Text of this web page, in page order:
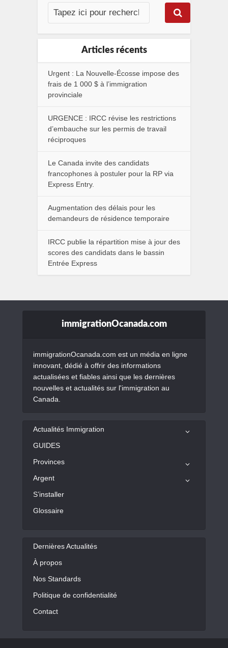
Articles récents
Urgent : La Nouvelle-Écosse impose des
frais de 1 000 $ à l’immigration
provinciale
URGENCE : IRCC révise les restrictions
d’embauche sur les permis de travail
réciproques
Le Canada invite des candidats
francophones à postuler pour la RP via
Express Entry.
Augmentation des délais pour les
demandeurs de résidence temporaire
IRCC publie la répartition mise à jour des
scores des candidats dans le bassin
Entrée Express
immigrationOcanada.com
immigrationOcanada.com est un média en ligne
innovant, dédié à offrir des informations
actualisées et fiables ainsi que les dernières
nouvelles et actualités sur l'immigration au
Canada.
Actualités Immigration
GUIDES
Provinces
Argent
S’installer
Glossaire
Dernières Actualités
À propos
Nos Standards
Politique de confidentialité
Contact